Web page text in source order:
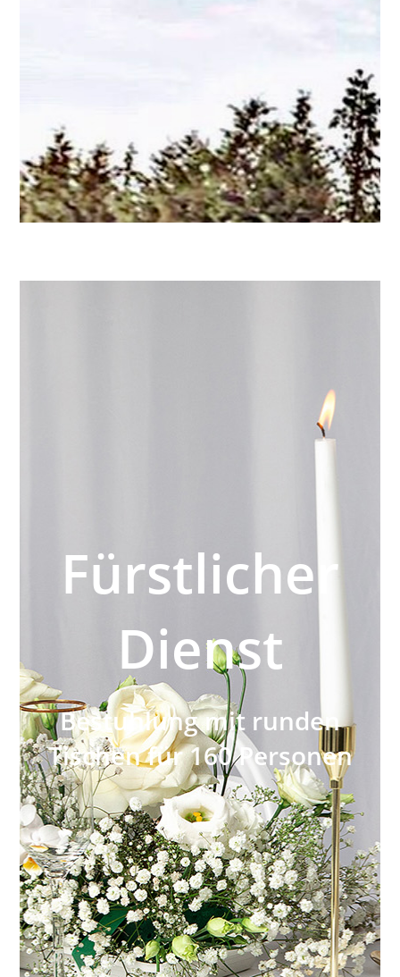
Fürstlicher
Dienst
Bestuhlung mit runden
Tischen für 160 Personen